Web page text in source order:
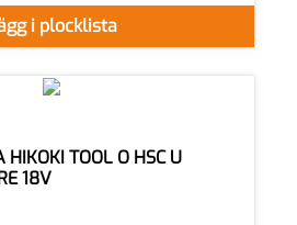
i plocklista
HIKOKI TOOL O HSC U
18V